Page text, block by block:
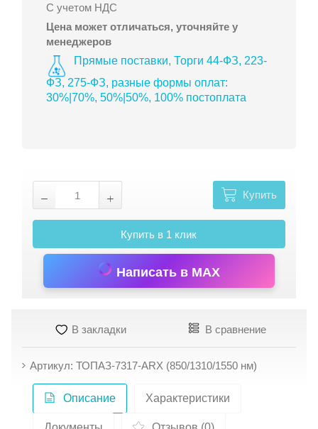
С учетом НДС
Цена может отличаться, уточняйте у
менеджеров
Прямые поставки, Торги 44-ФЗ, 223-
ФЗ, 275-ФЗ, разные формы оплат:
30%|70%, 50%|50%, 100% постоплата
Купить
Купить в 1 клик
Написать в MAX
В закладки В сравнение
Артикул: ТОПАЗ-7317-ARX (850/1310/1550 нм)
Описание Характеристики